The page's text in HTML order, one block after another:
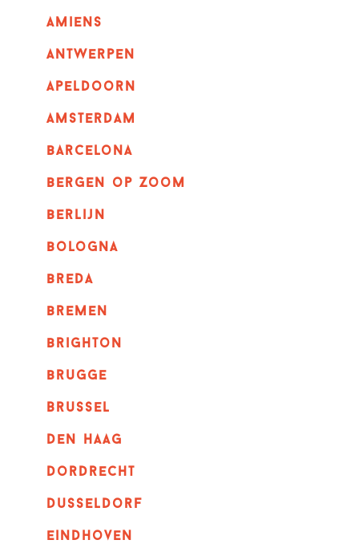
amiens
Antwerpen
apeldoorn
Amsterdam
barcelona
bergen op zoom
berlijn
bologna
breda
bremen
brighton
brugge
Brussel
Den haag
dordrecht
dusseldorf
eindhoven